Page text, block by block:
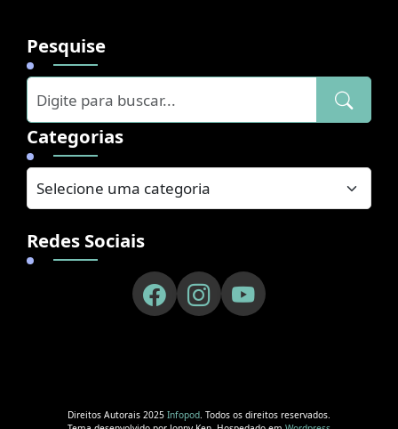
Pesquise
Categorias
Redes Sociais
Direitos Autorais 2025 Infopod. Todos os direitos reservados.